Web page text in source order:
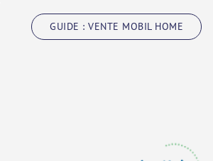
GUIDE : VENTE MOBIL HOME